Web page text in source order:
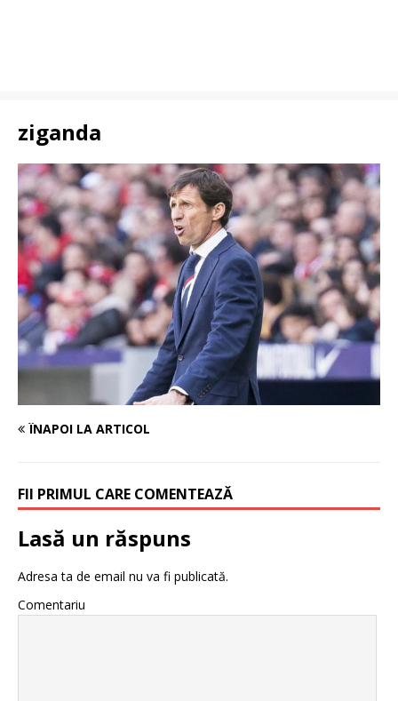
ziganda
ÎNAPOI LA ARTICOL
FII PRIMUL CARE COMENTEAZĂ
Lasă un răspuns
Adresa ta de email nu va fi publicată.
Comentariu